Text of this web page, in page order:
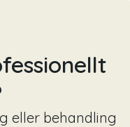
eller behandling